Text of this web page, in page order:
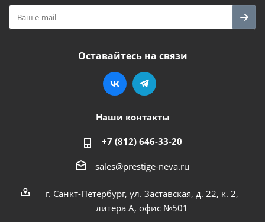
Оставайтесь на связи
Наши контакты
+7 (812) 646-33-20
sales@prestige-neva.ru
г. Санкт-Петербург, ул. Заставская, д. 22, к. 2,
литера А, офис №501